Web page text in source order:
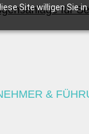
Site willigen Sie in
&